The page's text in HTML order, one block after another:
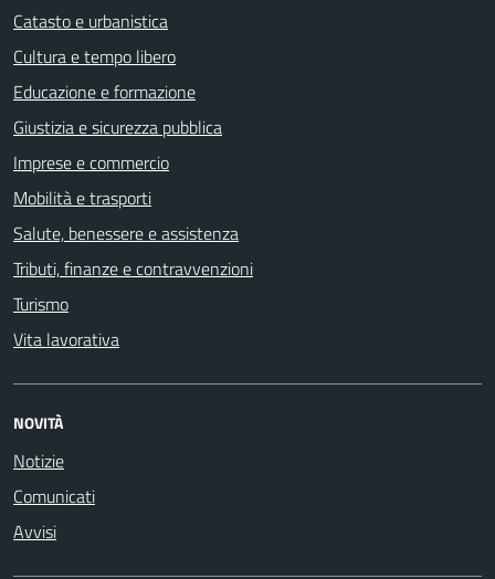
Catasto e urbanistica
Cultura e tempo libero
Educazione e formazione
Giustizia e sicurezza pubblica
Imprese e commercio
Mobilità e trasporti
Salute, benessere e assistenza
Tributi, finanze e contravvenzioni
Turismo
Vita lavorativa
NOVITÀ
Notizie
Comunicati
Avvisi